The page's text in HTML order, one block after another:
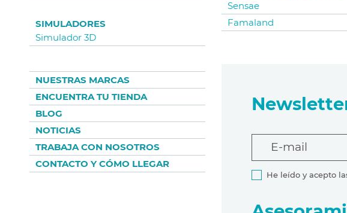
SIMULADORES
Simulador 3D
NUESTRAS MARCAS
ENCUENTRA TU TIENDA
BLOG
NOTICIAS
TRABAJA CON NOSOTROS
CONTACTO Y CÓMO LLEGAR
Sensae
Famaland
E-mail
He leído y acepto